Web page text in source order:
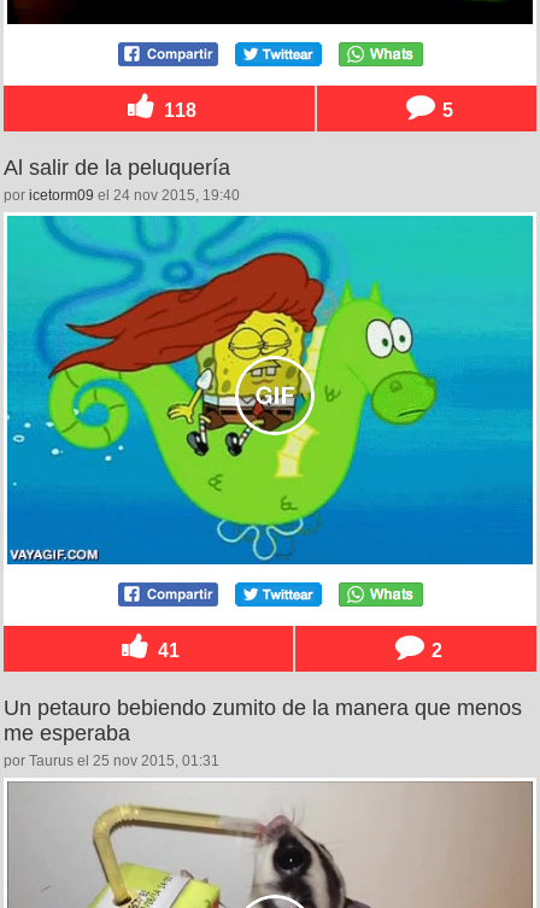
118 5
Al salir de la peluquería
por icetorm09 el 24 nov 2015, 19:40
41 2
Un petauro bebiendo zumito de la manera que menos
me esperaba
por Taurus el 25 nov 2015, 01:31